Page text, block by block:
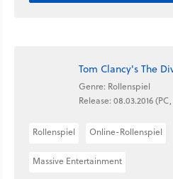
Tom Clancy's The
Genre: Rollenspiel
Release: 08.03.2016
Rollenspiel Online-Rollenspiel
Massive Entertainment